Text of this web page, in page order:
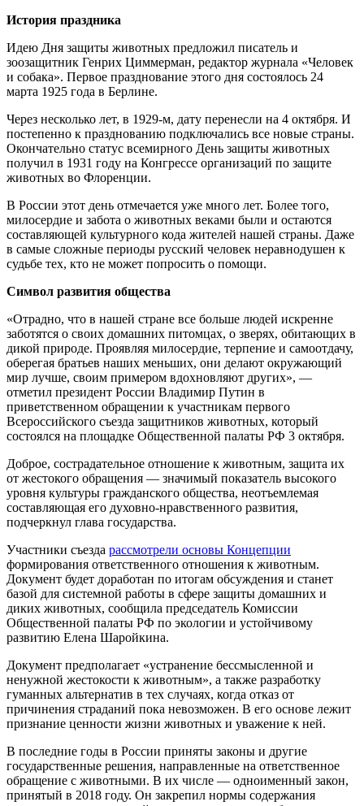
История праздника
Идею Дня защиты животных предложил писатель и
зоозащитник Генрих Циммерман, редактор журнала «Человек
и собака». Первое празднование этого дня состоялось 24
марта 1925 года в Берлине.
Через несколько лет, в 1929-м, дату перенесли на 4 октября. И
постепенно к празднованию подключались все новые страны.
Окончательно статус всемирного День защиты животных
получил в 1931 году на Конгрессе организаций по защите
животных во Флоренции.
В России этот день отмечается уже много лет. Более того,
милосердие и забота о животных веками были и остаются
составляющей культурного кода жителей нашей страны. Даже
в самые сложные периоды русский человек неравнодушен к
судьбе тех, кто не может попросить о помощи.
Символ развития общества
«Отрадно, что в нашей стране все больше людей искренне
заботятся о своих домашних питомцах, о зверях, обитающих в
дикой природе. Проявляя милосердие, терпение и самоотдачу,
оберегая братьев наших меньших, они делают окружающий
мир лучше, своим примером вдохновляют других», —
отметил президент России Владимир Путин в
приветственном обращении к участникам первого
Всероссийского съезда защитников животных, который
состоялся на площадке Общественной палаты РФ 3 октября.
Доброе, сострадательное отношение к животным, защита их
от жестокого обращения — значимый показатель высокого
уровня культуры гражданского общества, неотъемлемая
составляющая его духовно-нравственного развития,
подчеркнул глава государства.
Участники съезда рассмотрели основы Концепции
формирования ответственного отношения к животным.
Документ будет доработан по итогам обсуждения и станет
базой для системной работы в сфере защиты домашних и
диких животных, сообщила председатель Комиссии
Общественной палаты РФ по экологии и устойчивому
развитию Елена Шаройкина.
Документ предполагает «устранение бессмысленной и
ненужной жестокости к животным», а также разработку
гуманных альтернатив в тех случаях, когда отказ от
причинения страданий пока невозможен. В его основе лежит
признание ценности жизни животных и уважение к ней.
В последние годы в России приняты законы и другие
государственные решения, направленные на ответственное
обращение с животными. В их числе — одноименный закон,
принятый в 2018 году. Он закрепил нормы содержания